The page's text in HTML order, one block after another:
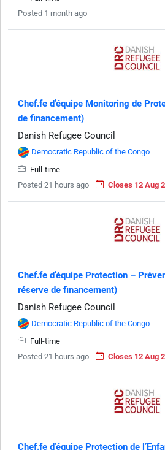
Posted 1 month ago
Chef.fe d’équipe Monitoring de
de financement)
Danish Refugee Council
Democratic Republic of the Congo
Full-time
Posted 21 hours ago
Closes 12 Aug
Chef.fe d’équipe Protection –
réserve de financement)
Danish Refugee Council
Democratic Republic of the Congo
Full-time
Posted 21 hours ago
Closes 12 Aug
Chef.fe d’équipe Protection de